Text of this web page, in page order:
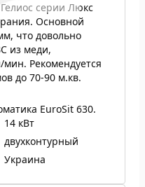
серии Люкс
Основной
что довольно
из меди,
Рекомендуется
до 70-90 м.кв.
EuroSit 630.
14 кВт
двухконтурный
Украина